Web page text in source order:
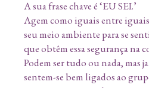
A sua frase chave é ‘EU SEI.’
Agem como iguais entre
seu meio ambiente para se
que obtêm essa segurança na
Podem ser tudo ou nada, mas
sentem-se bem ligados ao